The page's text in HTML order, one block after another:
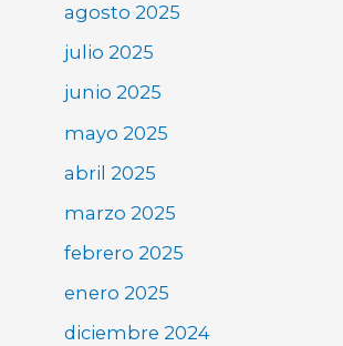
agosto 2025
julio 2025
junio 2025
mayo 2025
abril 2025
marzo 2025
febrero 2025
enero 2025
diciembre 2024